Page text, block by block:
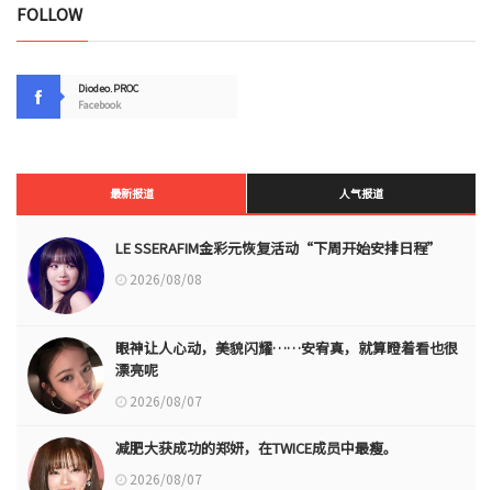
FOLLOW
Diodeo.PROC
Facebook
最新报道 人气报道
LE SSERAFIM金彩元恢复活动“下周开始安排日程”
2026/08/08
眼神让人心动，美貌闪耀……安宥真，就算瞪着看也很
漂亮呢
2026/08/07
减肥大获成功的郑妍，在TWICE成员中最瘦。
2026/08/07